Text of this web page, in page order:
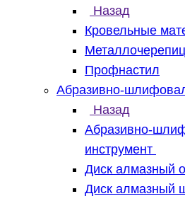
Назад
Кровельные
Профнастил
Абразивно-
Назад
Абразивно-
инструмент
Диск алмазный
Диск алмазный